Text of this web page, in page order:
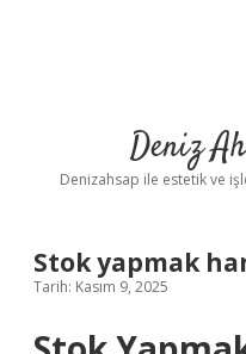
Deniz
Denizahsap ile estetik ve
Stok yapmak
Tarih: Kasım 9, 2025